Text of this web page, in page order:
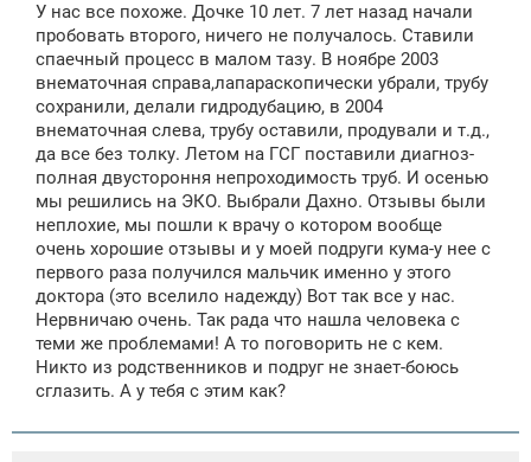
б
щ
е
н
и
У нас все похоже. Дочке 10 лет. 7 лет назад начали
пробовать второго, ничего не получалось. Ставили
спаечный процесс в малом тазу. В ноябре 2003
внематочная справа,лапараскопически убрали, трубу
сохранили, делали гидродубацию, в 2004
внематочная слева, трубу оставили, продували и т.д.,
да все без толку. Летом на ГСГ поставили диагноз-
полная двустороння непроходимость труб. И осенью
мы решились на ЭКО. Выбрали Дахно. Отзывы были
неплохие, мы пошли к врачу о котором вообще
очень хорошие отзывы и у моей подруги кума-у нее с
первого раза получился мальчик именно у этого
доктора (это вселило надежду) Вот так все у нас.
Нервничаю очень. Так рада что нашла человека с
теми же проблемами! А то поговорить не с кем.
Никто из родственников и подруг не знает-боюсь
сглазить. А у тебя с этим как?